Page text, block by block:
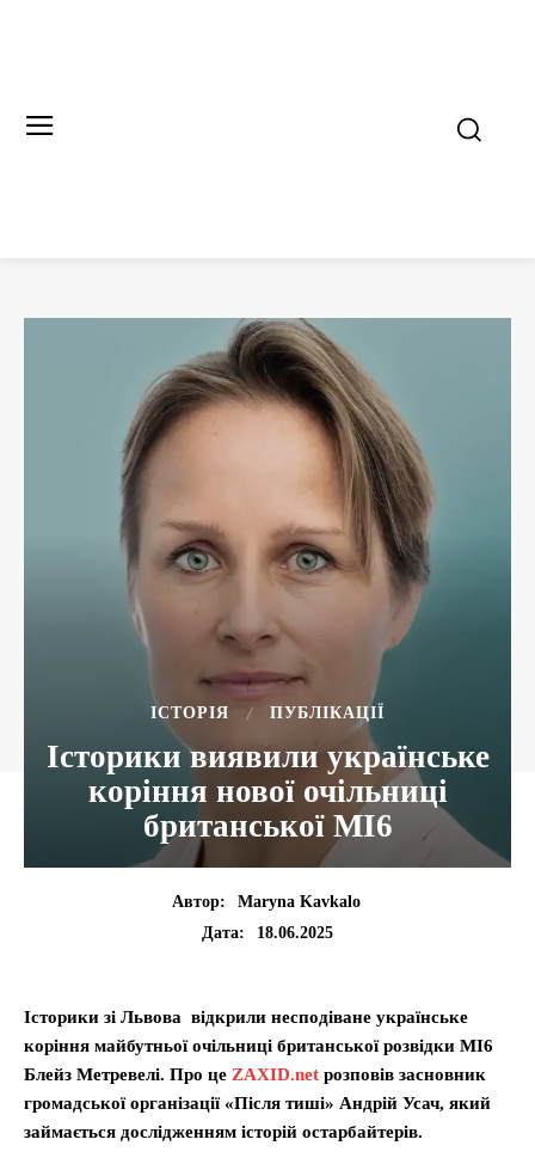
ІСТОРІЯ ПУБЛІКАЦІЇ
Історики виявили українське
коріння нової очільниці
британської MI6
Автор:
Maryna Kavkalo
Дата:
18.06.2025
Історики зі Львова відкрили несподіване українське
коріння майбутньої очільниці британської розвідки MI6
Блейз Метревелі. Про це ZAXID.net розповів засновник
громадської організації «Після тиші» Андрій Усач, який
займається дослідженням історій остарбайтерів.